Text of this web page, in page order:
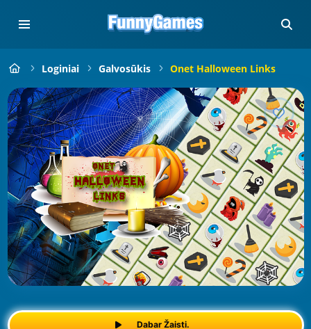
Loginiai Galvosūkis Onet Halloween Links
Dabar Žaisti.